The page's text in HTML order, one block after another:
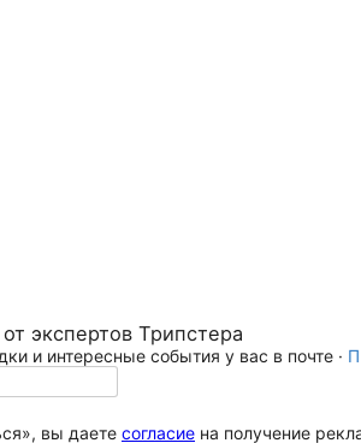
экспертов Трипстера
и интересные события у вас в почте ·
вы даете согласие на получение